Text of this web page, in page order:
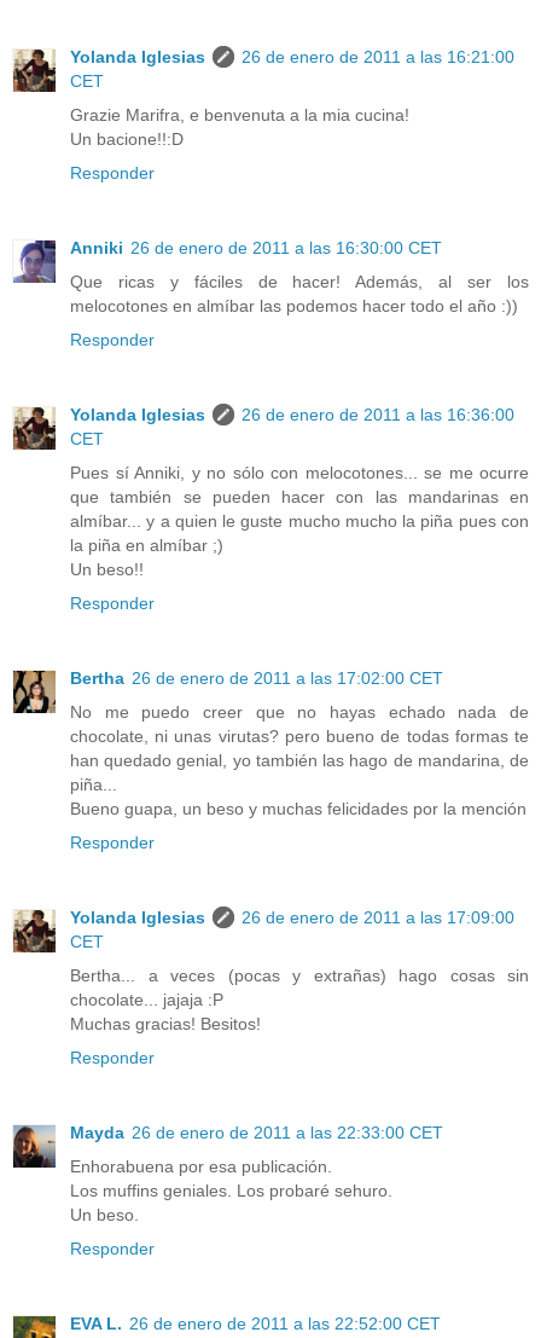
Yolanda Iglesias
26 de enero de 2011 a las 16:21:00
CET
Grazie Marifra, e benvenuta a la mia cucina!
Un bacione!!:D
Responder
Anniki 26 de enero de 2011 a las 16:30:00 CET
Que ricas y fáciles de hacer! Además, al ser los
melocotones en almíbar las podemos hacer todo el año :))
Responder
Yolanda Iglesias
26 de enero de 2011 a las 16:36:00
CET
Pues sí Anniki, y no sólo con melocotones... se me ocurre
que también se pueden hacer con las mandarinas en
almíbar... y a quien le guste mucho mucho la piña pues con
la piña en almíbar ;)
Un beso!!
Responder
Bertha 26 de enero de 2011 a las 17:02:00 CET
No me puedo creer que no hayas echado nada de
chocolate, ni unas virutas? pero bueno de todas formas te
han quedado genial, yo también las hago de mandarina, de
piña...
Bueno guapa, un beso y muchas felicidades por la mención
Responder
Yolanda Iglesias
26 de enero de 2011 a las 17:09:00
CET
Bertha... a veces (pocas y extrañas) hago cosas sin
chocolate... jajaja :P
Muchas gracias! Besitos!
Responder
Mayda 26 de enero de 2011 a las 22:33:00 CET
Enhorabuena por esa publicación.
Los muffins geniales. Los probaré sehuro.
Un beso.
Responder
EVA L. 26 de enero de 2011 a las 22:52:00 CET